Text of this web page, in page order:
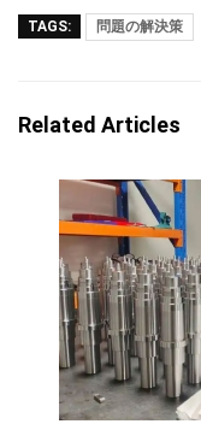
TAGS: 問題の解決策
Related Articles